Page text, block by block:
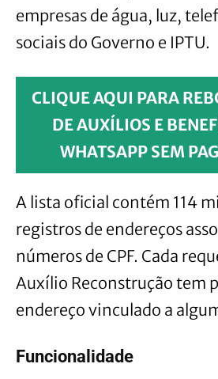
empresas de água, luz,
sociais do Governo e IPTU.
CLIQUE AQUI PARA
DE AUXÍLIOS E
WHATSAPP SEM
A lista oficial contém 114
registros de endereços
números de CPF. Cada
Auxílio Reconstrução tem
endereço vinculado a
Funcionalidade